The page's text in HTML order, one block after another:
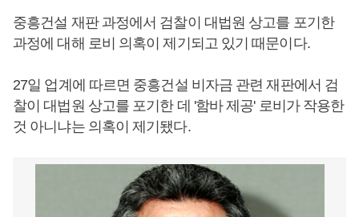
중흥건설 재판 과정에서 검찰이 대법원 상고를 포기한
과정에 대해 로비 의혹이 제기되고 있기 때문이다.
27일 업계에 따르면 중흥건설 비자금 관련 재판에서 검
찰이 대법원 상고를 포기한 데 '함바 제공' 로비가 작용한
것 아니냐는 의혹이 제기됐다.